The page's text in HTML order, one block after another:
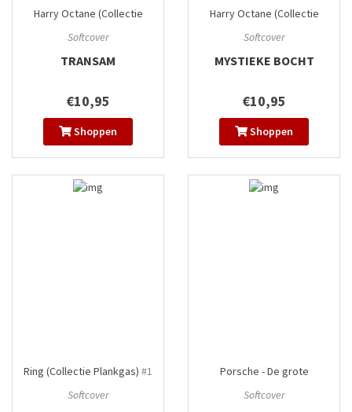
Harry Octane (Collectie
Softcover
TRANSAM
€10,95
Shoppen
Harry Octane (Collectie
Softcover
MYSTIEKE BOCHT
€10,95
Shoppen
Ring (Collectie Plankgas) #1
Softcover
Porsche - De grote
Plankgas)#1
Softcover